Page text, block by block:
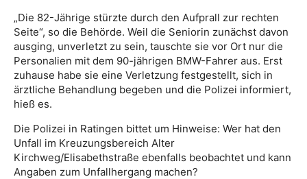
„Die 82-Jährige stürzte durch den Aufprall zur rechten
Seite“, so die Behörde. Weil die Seniorin zunächst davon
ausging, unverletzt zu sein, tauschte sie vor Ort nur die
Personalien mit dem 90-jährigen BMW-Fahrer aus. Erst
zuhause habe sie eine Verletzung festgestellt, sich in
ärztliche Behandlung begeben und die Polizei informiert,
hieß es.
Die Polizei in Ratingen bittet um Hinweise: Wer hat den
Unfall im Kreuzungsbereich Alter
Kirchweg/Elisabethstraße ebenfalls beobachtet und kann
Angaben zum Unfallhergang machen?